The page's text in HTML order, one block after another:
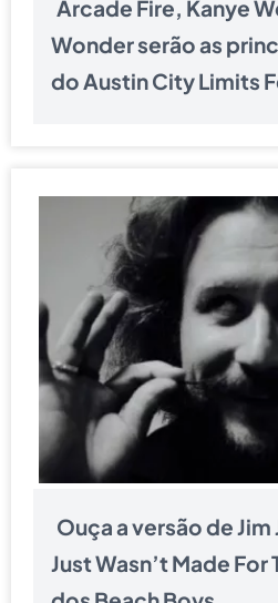
Arcade Fire, Kanye
Wonder serão as
do Austin City Limits
Ouça a versão de Jim
Just Wasn’t Made For